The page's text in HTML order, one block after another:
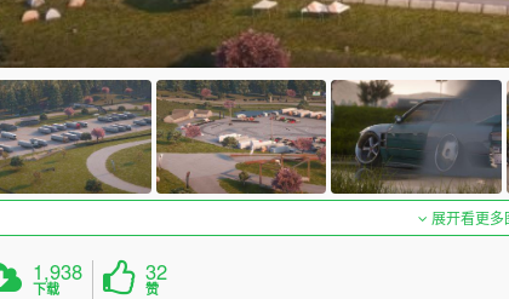
展开看更
1,938
下载
32
赞